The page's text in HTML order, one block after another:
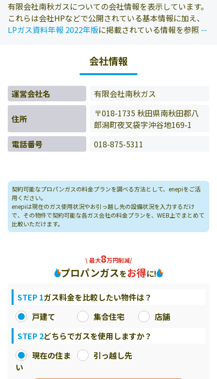
有限会社南秋ガスについての会社情報を表示しています。
これらは会社HPなどで公開されている基本情報に加え、
LPガス資料年報 2022年版に掲載されている情報を参照し
...
...
会社情報
運営会社名 有限会社南秋ガス
住所
〒018-1735 秋田県南秋田郡八
郎潟町夜叉袋字沖谷地169-1
電話番号
018-875-5311
契約可能なプロパンガスの料金プランを調べる方法として、enepiをご活
用ください。
enepiは現在のガス使用状況やお引っ越し先の設備状況を入力するだけ
で、その物件で契約可能な各ガス会社の料金プランを、WEB上でまとめて
比較いただけます。
\ 最大8万円削減/
プロパンガスをお得に!
STEP 1ガス料金を比較したい物件は？
戸建て
集合住宅
店舗
STEP 2どちらでガスを使用しますか？
現在の住ま
い
引っ越し先